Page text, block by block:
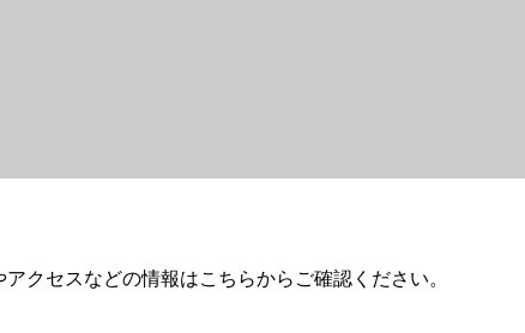
クセスなどの情報はこちらからご確認ください。